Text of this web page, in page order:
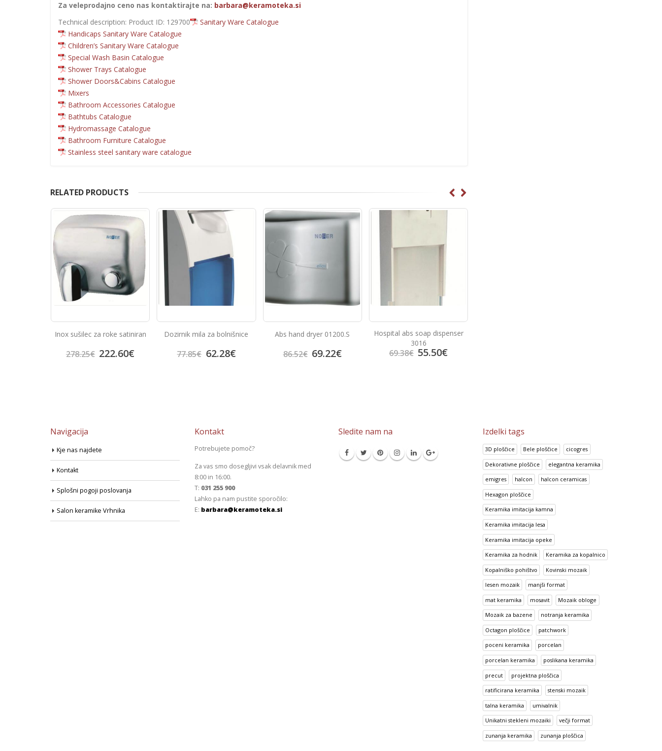
Za veleprodajno ceno nas kontaktirajte na: barbara@keramoteka.si
Technical description: Product ID: 129700
Sanitary Ware Catalogue
Handicaps Sanitary Ware Catalogue
Children’s Sanitary Ware Catalogue
Special Wash Basin Catalogue
Shower Trays Catalogue
Shower Doors&Cabins Catalogue
Mixers
Bathroom Accessories Catalogue
Bathtubs Catalogue
Hydromassage Catalogue
Bathroom Furniture Catalogue
Stainless steel sanitary ware catalogue
RELATED PRODUCTS
Inox sušilec za roke satiniran
278.25€ 222.60€
Dozirnik mila za bolnišnice
77.85€ 62.28€
Abs hand dryer 01200.S
86.52€ 69.22€
Hospital abs soap dispenser
3016
69.38€ 55.50€
Navigacija
Kje nas najdete
Kontakt
Splošni pogoji poslovanja
Salon keramike Vrhnika
Kontakt
Potrebujete pomoč?
Za vas smo dosegljivi vsak delavnik med
8:00 in 16:00.
T: 031 255 900
Lahko pa nam pustite sporočilo:
E: barbara@keramoteka.si
Sledite nam na Izdelki tags
3D ploščice Bele ploščice cicogres
Dekorativne ploščice elegantna keramika
emigres halcon halcon ceramicas
Hexagon ploščice
Keramika imitacija kamna
Keramika imitacija lesa
Keramika imitacija opeke
Keramika za hodnik Keramika za kopalnico
Kopalniško pohištvo Kovinski mozaik
lesen mozaik manjši format
mat keramika mosavit Mozaik obloge
Mozaik za bazene notranja keramika
Octagon ploščice patchwork
poceni keramika porcelan
porcelan keramika poslikana keramika
precut projektna ploščica
ratificirana keramika stenski mozaik
talna keramika umivalnik
Unikatni stekleni mozaiki večji format
zunanja keramika zunanja ploščica